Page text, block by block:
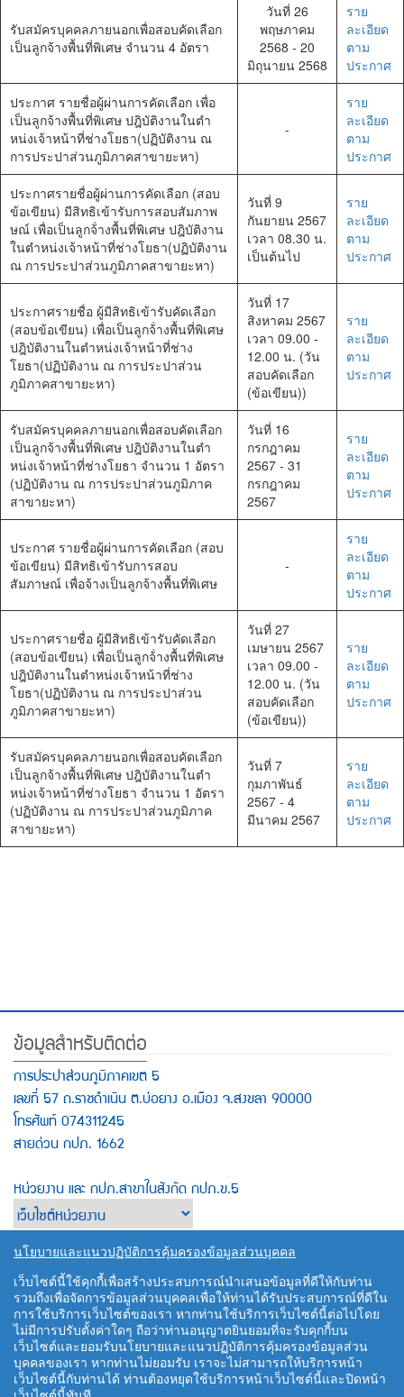
รับสมัครบุคคลภายนอกเพื่อสอบคัดเลือก
เป็นลูกจ้างพื้นที่พิเศษ จำนวน 4 อัตรา
วันที่ 26
พฤษภาคม
2568 - 20
มิถุนายน 2568
ราย
ละเอียด
ตาม
ประกาศ
ประกาศ รายชื่อผู้ผ่านการคัดเลือก เพื่อ
เป็นลูกจ้างพื้นที่พิเศษ ปฎิบัติงานในตำ
หน่งเจ้าหน้าที่ช่างโยธา(ปฏิบัติงาน ณ
การประปาส่วนภูมิภาคสาขายะหา)
-
ราย
ละเอียด
ตาม
ประกาศ
ประกาศรายชื่อผู้ผ่านการคัดเลือก (สอบ
ข้อเขียน) มีสิทธิเข้ารับการสอบสัมภาพ
ษณ์ เพื่อเป็นลูกจ้่างพื้นที่พิเศษ ปฎิบัติงาน
ในตำหน่งเจ้าหน้าที่ช่างโยธา(ปฏิบัติงาน
ณ การประปาส่วนภูมิภาคสาขายะหา)
วันที่ 9
กันยายน 2567
เวลา 08.30 น.
เป็นต้นไป
ราย
ละเอียด
ตาม
ประกาศ
ประกาศรายชื่อ ผู้มีสิทธิเข้ารับคัดเลือก
(สอบข้อเขียน) เพื่อเป็นลูกจ้่างพื้นที่พิเศษ
ปฎิบัติงานในตำหน่งเจ้าหน้าที่ช่าง
โยธา(ปฏิบัติงาน ณ การประปาส่วน
ภูมิภาคสาขายะหา)
วันที่ 17
สิงหาคม 2567
เวลา 09.00 -
12.00 น. (วัน
สอบคัดเลือก
(ข้อเขียน))
ราย
ละเอียด
ตาม
ประกาศ
รับสมัครบุคคลภายนอกเพื่อสอบคัดเลือก
เป็นลูกจ้างพื้นที่พิเศษ ปฎิบัติงานในตำ
หน่งเจ้าหน้าที่ช่างโยธา จำนวน 1 อัตรา
(ปฏิบัติงาน ณ การประปาส่วนภูมิภาค
สาขายะหา)
วันที่ 16
กรกฎาคม
2567 - 31
กรกฎาคม
2567
ราย
ละเอียด
ตาม
ประกาศ
ประกาศ รายชื่อผู้ผ่านการคัดเลือก (สอบ
ข้อเขียน) มีสิทธิเข้ารับการสอบ
สัมภาษณ์ เพื่อจ้างเป็นลูกจ้างพื้นที่พิเศษ
-
ราย
ละเอียด
ตาม
ประกาศ
ประกาศรายชื่อ ผู้มีสิทธิเข้ารับคัดเลือก
(สอบข้อเขียน) เพื่อเป็นลูกจ้่างพื้นที่พิเศษ
ปฎิบัติงานในตำหน่งเจ้าหน้าที่ช่าง
โยธา(ปฏิบัติงาน ณ การประปาส่วน
ภูมิภาคสาขายะหา)
วันที่ 27
เมษายน 2567
เวลา 09.00 -
12.00 น. (วัน
สอบคัดเลือก
(ข้อเขียน))
ราย
ละเอียด
ตาม
ประกาศ
รับสมัครบุคคลภายนอกเพื่อสอบคัดเลือก
เป็นลูกจ้างพื้นที่พิเศษ ปฎิบัติงานในตำ
หน่งเจ้าหน้าที่ช่างโยธา จำนวน 1 อัตรา
(ปฏิบัติงาน ณ การประปาส่วนภูมิภาค
สาขายะหา)
วันที่ 7
กุมภาพันธ์
2567 - 4
มีนาคม 2567
ราย
ละเอียด
ตาม
ประกาศ
ข้อมูลสำหรับติดต่อ
การประปาส่วนภูมิภาคเขต 5
เลขที่ 57 ถ.ราชดำเนิน ต.บ่อยาง อ.เมือง จ.สงขลา 90000
โทรศัพท์ 074311245
สายด่วน กปภ. 1662
หน่วยงาน และ กปภ.สาขาในสังกัด กปภ.ข.5
ลูกค้าสัมพันธ์ :pr.pwa.5@pwa.co.th
นโยบายและแนวปฏิบัติการคุ้มครองข้อมูลส่วนบุคคล
เว็บไซต์นี้ใช้คุกกี้เพื่อสร้างประสบการณ์นำเสนอข้อมูลที่ดีให้กับท่าน
รวมถึงเพื่อจัดการข้อมูลส่วนบุคคลเพื่อให้ท่านได้รับประสบการณ์ที่ดีใน
การใช้บริการเว็บไซต์ของเรา หากท่านใช้บริการเว็บไซต์นี้ต่อไปโดย
ไม่มีการปรับตั้งค่าใดๆ ถือว่าท่านอนุญาตยินยอมที่จะรับคุกกี้บน
เว็บไซต์และยอมรับนโยบายและแนวปฏิบัติการคุ้มครองข้อมูลส่วน
บุคคลของเรา หากท่านไม่ยอมรับ เราจะไม่สามารถให้บริการหน้า
เว็บไซต์นี้กับท่านได้ ท่านต้องหยุดใช้บริการหน้าเว็บไซต์นี้และปิดหน้า